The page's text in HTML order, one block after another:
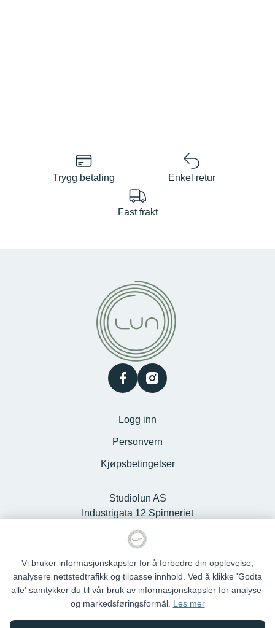
Trygg betaling Enkel retur
Fast frakt
facebookinstagram
Logg inn
Personvern
Kjøpsbetingelser
Studiolun AS
Industrigata 12 Spinneriet
Kjøpesenter, 6100 Volda -
Org.nr. 925127868
Studio Lun © 2026
Vi bruker informasjonskapsler for å forbedre din opplevelse,
analysere nettstedtrafikk og tilpasse innhold. Ved å klikke 'Godta
alle' samtykker du til vår bruk av informasjonskapsler for analyse-
og markedsføringsformål. Les mer